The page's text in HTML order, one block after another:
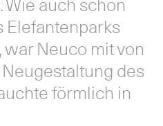
auch schon
Elefantenparks
war Neuco mit von
des
förmlich in